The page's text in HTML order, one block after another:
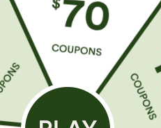
€31,95 EUR €35,95 EUR
Kaufen Sie 2 Stück für 52,62
€ oder 4 Stück für 105,24 €.
Hochtaillierte Hose mit
Kordelzug und Taschen,
weitem Bein, lässig und
locker in Leinenoptik